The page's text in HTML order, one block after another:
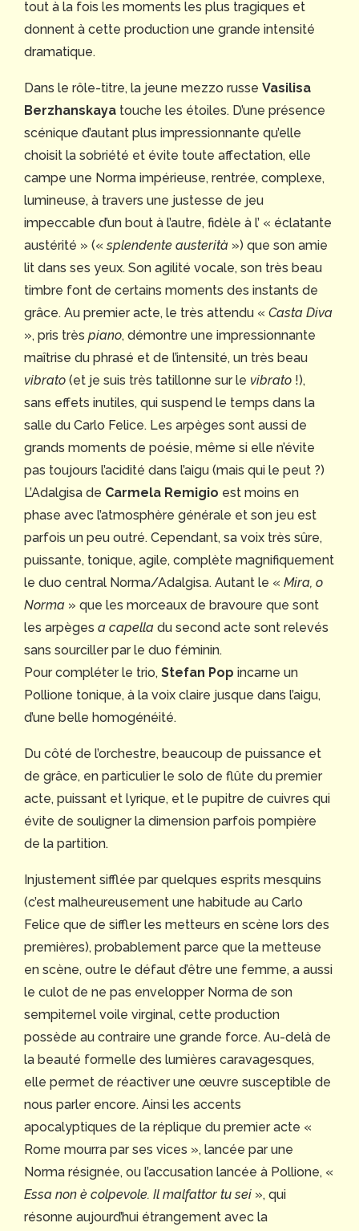
tout à la fois les moments les plus tragiques et
donnent à cette production une grande intensité
dramatique.
Dans le rôle-titre, la jeune mezzo russe Vasilisa
Berzhanskaya touche les étoiles. D’une présence
scénique d’autant plus impressionnante qu’elle
choisit la sobriété et évite toute affectation, elle
campe une Norma impérieuse, rentrée, complexe,
lumineuse, à travers une justesse de jeu
impeccable d’un bout à l’autre, fidèle à l’ « éclatante
austérité » («splendente austerità ») que son amie
lit dans ses yeux. Son agilité vocale, son très beau
timbre font de certains moments des instants de
grâce. Au premier acte, le très attendu « Casta Diva
», pris très piano, démontre une impressionnante
maîtrise du phrasé et de l’intensité, un très beau
vibrato (et je suis très tatillonne sur le vibrato !),
sans effets inutiles, qui suspend le temps dans la
salle du Carlo Felice. Les arpèges sont aussi de
grands moments de poésie, même si elle n’évite
pas toujours l’acidité dans l’aigu (mais qui le peut ?)
L’Adalgisa de Carmela Remigio est moins en
phase avec l’atmosphère générale et son jeu est
parfois un peu outré. Cependant, sa voix très sûre,
puissante, tonique, agile, complète magnifiquement
le duo central Norma/Adalgisa. Autant le « Mira, o
Norma » que les morceaux de bravoure que sont
les arpèges a capella du second acte sont relevés
sans sourciller par le duo féminin.
Pour compléter le trio, Stefan Pop incarne un
Pollione tonique, à la voix claire jusque dans l’aigu,
d’une belle homogénéité.
Du côté de l’orchestre, beaucoup de puissance et
de grâce, en particulier le solo de flûte du premier
acte, puissant et lyrique, et le pupitre de cuivres qui
évite de souligner la dimension parfois pompière
de la partition.
Injustement sifflée par quelques esprits mesquins
(c’est malheureusement une habitude au Carlo
Felice que de siffler les metteurs en scène lors des
premières), probablement parce que la metteuse
en scène, outre le défaut d’être une femme, a aussi
le culot de ne pas envelopper Norma de son
sempiternel voile virginal, cette production
possède au contraire une grande force. Au-delà de
la beauté formelle des lumières caravagesques,
elle permet de réactiver une œuvre susceptible de
nous parler encore. Ainsi les accents
apocalyptiques de la réplique du premier acte «
Rome mourra par ses vices », lancée par une
Norma résignée, ou l’accusation lancée à Pollione, «
Essa non è colpevole. Il malfattor tu sei », qui
résonne aujourd’hui étrangement avec la